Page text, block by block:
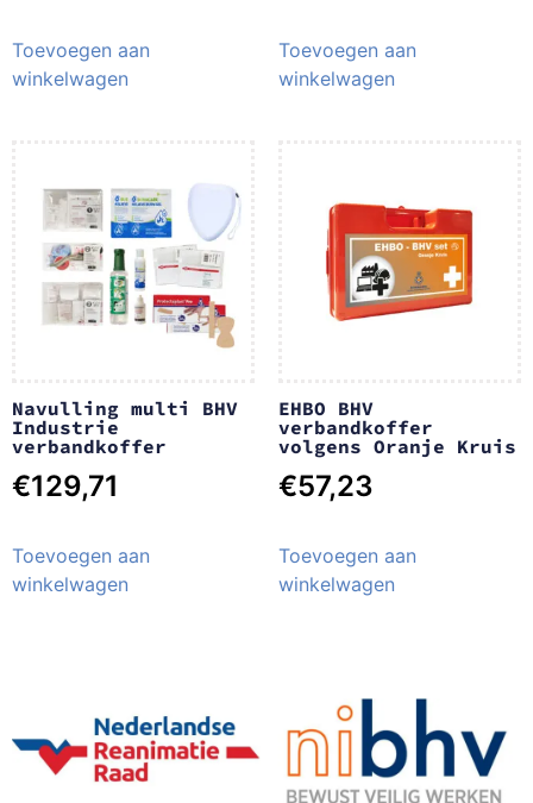
Toevoegen aan
winkelwagen
Toevoegen aan
winkelwagen
Navulling multi BHV
Industrie
verbandkoffer
€129,71
Toevoegen aan
winkelwagen
EHBO BHV
verbandkoffer
volgens Oranje Kruis
€57,23
Toevoegen aan
winkelwagen